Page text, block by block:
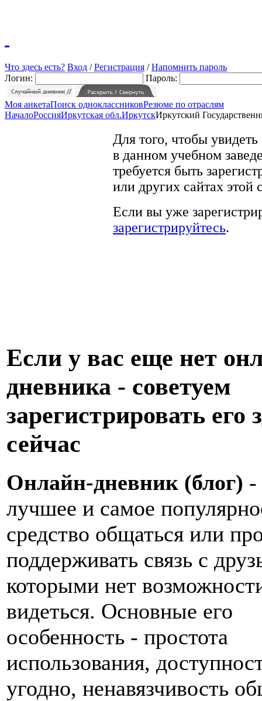
Что здесь есть? Вход /Регистрация /Напомнить пароль
Логин:
Пароль:
Моя анкетаПоиск одноклассниковРезюме по отраслям
НачалоРоссияИркутская обл.ИркутскИркутский
Для того, чтобы
в данном учебном
требуется быть
или других сайтах этой
Если вы уже
зарегистрируйтесь.
Если у вас еще нет
дневника - советуем
зарегистрировать его
сейчас
Онлайн-дневник (блог) -
лучшее и самое
средство общаться или
поддерживать связь с
которыми нет
видеться. Основные его
особенность - простота
использования,
угодно, ненавязчивость